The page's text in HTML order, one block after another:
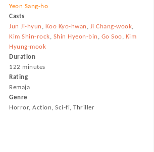
Yeon Sang-ho
Casts
Jun Ji-hyun , Koo Kyo-hwan , Ji Chang-wook,
Kim Shin-rock, Shin Hyeon-bin , Go Soo, Kim
Hyung-mook
Duration
122 minutes
Rating
Remaja
Genre
Horror, Action, Sci-fi, Thriller